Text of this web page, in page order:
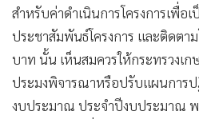
• เกม
• วิทยาศาสตร์
• SMEs
• หุ้น
• อินโดจีน
สำหรับค่าดำเนินการโครงการเพื่อ
ประชาสัมพันธ์โครงการ และติดตา
บาท นั้น เห็นสมควรให้กระทรวงเ
ประมงพิจารณาหรือปรับแผนการ
งบประมาณ ประจำปีงบประมาณ พ